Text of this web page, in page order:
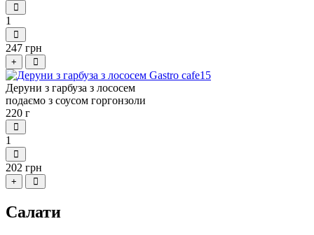
1
247 грн
+
Деруни з гарбуза з лососем
подаємо з соусом горгонзоли
220 г
1
202 грн
+
Салати